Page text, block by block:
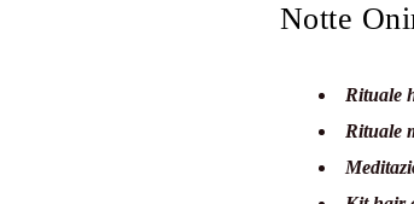
Notte
Rituale
Rituale